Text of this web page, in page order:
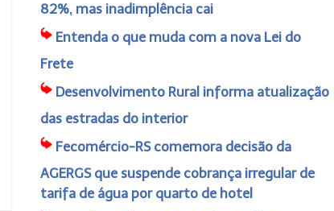
82%, mas inadimplência cai
Entenda o que muda com a nova Lei do
Frete
Desenvolvimento Rural informa atualização
das estradas do interior
Fecomércio-RS comemora decisão da
AGERGS que suspende cobrança irregular de
tarifa de água por quarto de hotel